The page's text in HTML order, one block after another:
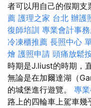
者可以用自己的假期支
薦 護理之家 台北 辦護
復師培訓 專業會計事
冷凍櫃推薦 長照中心
燴 護照申請 頭痛放鬆
時期是J.liust的時期，
無論是在加爾達湖（
的城堡進行遊覽。 專
路上的四輪車上駕車幾